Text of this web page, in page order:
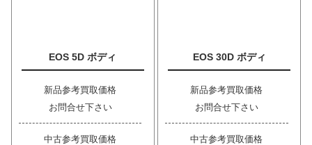
EOS 5D ボディ
新品参考買取価格
お問合せ下さい
中古参考買取価格
EOS 30D ボディ
新品参考買取価格
お問合せ下さい
中古参考買取価格